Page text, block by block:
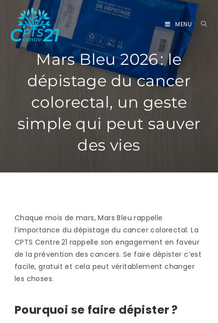
MENU
Mars Bleu 2026 : le
dépistage du cancer
colorectal, un geste
simple qui peut sauver
des vies
Chaque mois de mars, Mars Bleu rappelle
l’importance du dépistage du cancer colorectal. La
CPTS Centre 21 rappelle son engagement en faveur
de la prévention des cancers. Se faire dépister c’est
facile, gratuit et cela peut véritablement changer
les choses.
Pourquoi se faire dépister ?